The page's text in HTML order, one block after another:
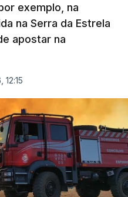
exemplo, na
na Serra da Estrela
apostar na